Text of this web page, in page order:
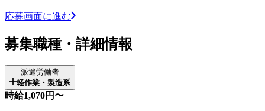
応募画面に進む
募集職種・詳細情報
派遣労働者
軽作業・製造系
時給1,070円〜